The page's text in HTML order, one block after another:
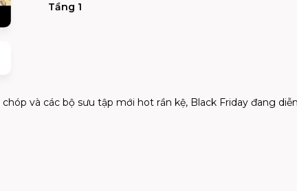
Tầng 1
và các bộ sưu tập mới hot rần kệ, Black Friday đang